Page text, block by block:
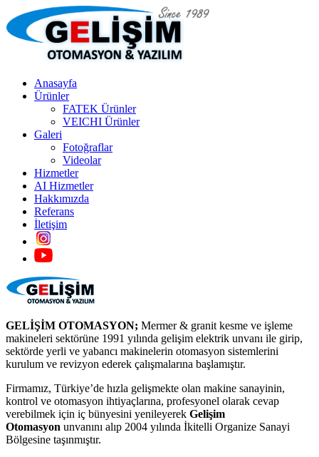
Anasayfa
Ürünler
FATEK Ürünler
VEICHI Ürünler
Galeri
Fotoğraflar
Videolar
Hizmetler
AI Hizmetler
Hakkımızda
Referans
İletişim
GELİŞİM OTOMASYON; Mermer & granit kesme ve işleme
makineleri sektörüne 1991 yılında gelişim elektrik unvanı ile girip,
sektörde yerli ve yabancı makinelerin otomasyon sistemlerini
kurulum ve revizyon ederek çalışmalarına başlamıştır.
Firmamız, Türkiye’de hızla gelişmekte olan makine sanayinin,
kontrol ve otomasyon ihtiyaçlarına, profesyonel olarak cevap
verebilmek için iç bünyesini yenileyerek Gelişim
Otomasyon unvanını alıp 2004 yılında İkitelli Organize Sanayi
Bölgesine taşınmıştır.